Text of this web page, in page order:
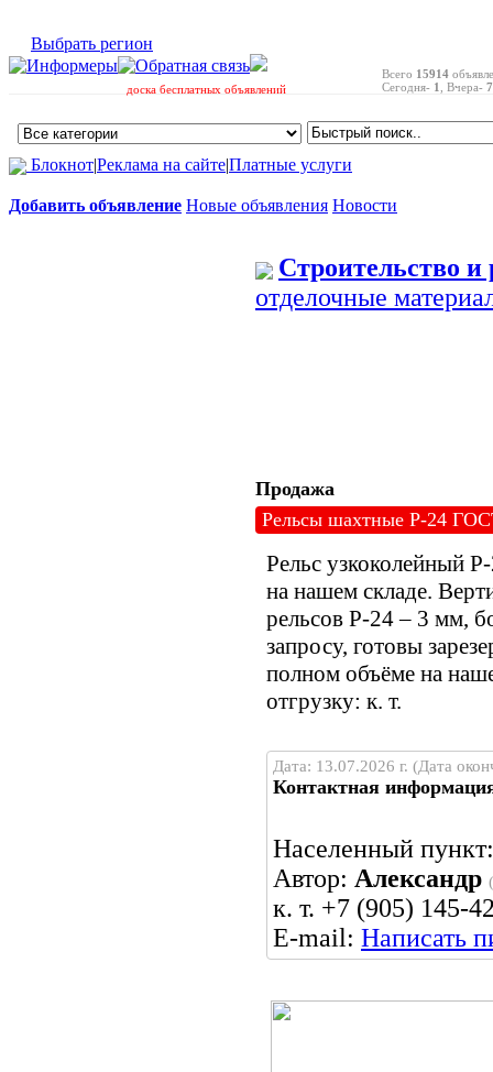
Выбрать регион
Всего 15914
Сегодня- 1 , Вчера-
доска бесплатных объявлений
Блокнот|Реклама на сайте|Платные услуги
Добавить объявление Новые объявления Новости
Строительство и
отделочные
Продажа
Рельсы шахтные Р-24
Рельс узкоколейный
на нашем складе.
рельсов Р-24 – 3 мм,
запросу, готовы
полном объёме на
отгрузку: к. т.
Дата: 13.07.2026 г. (Дата
Контактная
Населенный
Автор: Александр
к. т. +7 (905) 145-
E-mail: Написать